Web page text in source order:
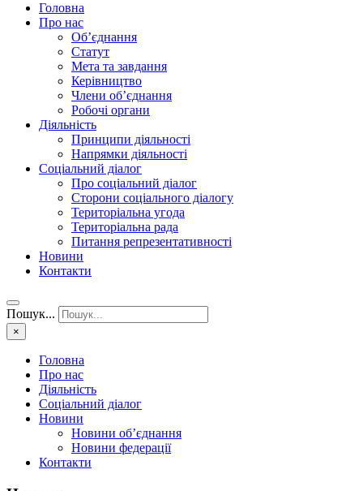
Головна
Про нас
Об’єднання
Статут
Мета та завдання
Керівництво
Члени об’єднання
Робочі органи
Діяльність
Принципи діяльності
Напрямки діяльності
Соціальний діалог
Про соціальний діалог
Сторони соціального діалогу
Територіальна угода
Територіальна рада
Питання репрезентативності
Новини
Контакти
Пошук...
×
Головна
Про нас
Діяльність
Соціальний діалог
Новини
Новини об’єднання
Новини федерації
Контакти